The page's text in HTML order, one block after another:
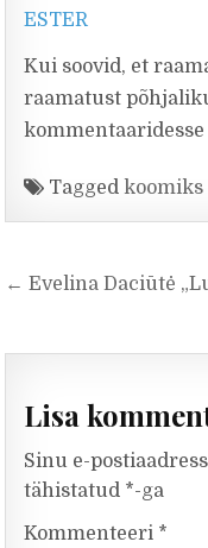
ESTER
Kui soovid, et
raamatust
Taggedkoomiks
← Evelina Daciūtė
Lisa
Sinu e-
tähistatud *-ga
Kommenteeri *